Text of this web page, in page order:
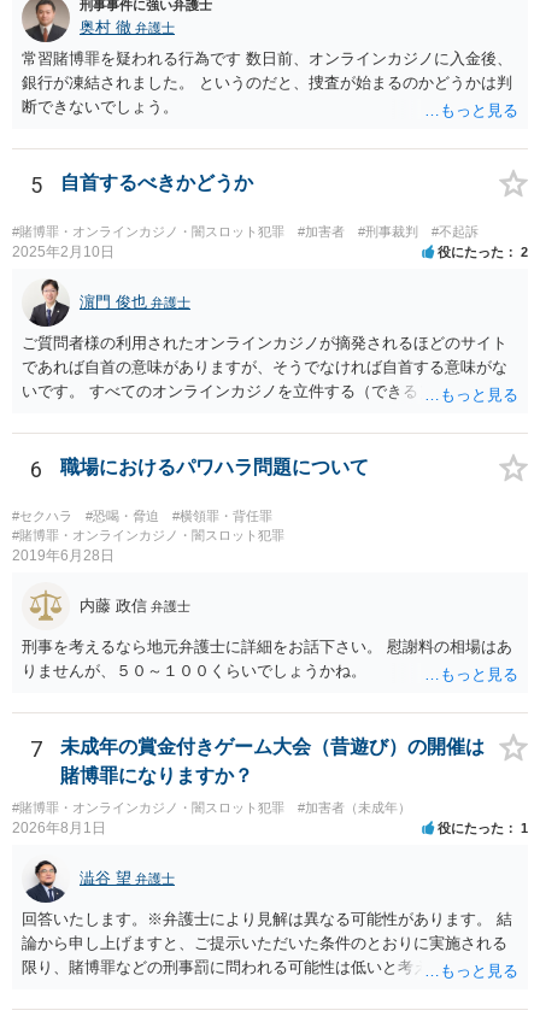
しょう。 この点、例えば木曽崇さんが賭博にあたる可能性を指摘して
いますが、その内容は正当だと思います。
刑事事件に強い弁護士
奥村 徹 弁護士
常習賭博罪を疑われる行為です 数日前、オンラインカジノに入金後、
銀行が凍結されました。 というのだと、捜査が始まるのかどうかは判
断できないでしょう。
5 自首するべきかどうか
#賭博罪・オンラインカジノ・闇スロット犯罪 #加害者 #刑事裁判 #不起訴
2025年2月10日 役にたった 2
濵門 俊也 弁護士
ご質問者様の利用されたオンラインカジノが摘発されるほどのサイト
であれば自首の意味がありますが、そうでなければ自首する意味がな
いです。 すべてのオンラインカジノを立件する（できる）わけでもな
6 職場におけるパワハラ問題について
#セクハラ #恐喝・脅迫
#横領罪・背任罪
#賭博罪・オンラインカジノ・闇スロット犯罪
2019年6月28日
内藤 政信 弁護士
刑事を考えるなら地元弁護士に詳細をお話下さい。 慰謝料の相場はあ
りませんが、５０～１００くらいでしょうかね。
7
未成年の賞金付きゲーム大会（昔遊び）の開催は
賭博罪になりますか？
#賭博罪・オンラインカジノ・闇スロット犯罪 #加害者（未成年）
2026年8月1日 役にたった 1
澁谷 望 弁護士
回答いたします。※弁護士により見解は異なる可能性があります。 結
論から申し上げますと、ご提示いただいた条件のとおりに実施される
限り、賭博罪などの刑事罰に問われる可能性は低いと考えられます
答】 賭博罪は、参加者が互いに財物を賭けてその得喪を争う場合に成